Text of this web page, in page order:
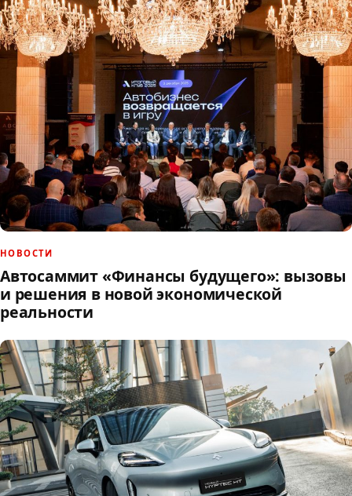
НОВОСТИ
Автосаммит «Финансы будущего»: вызовы
и решения в новой экономической
реальности